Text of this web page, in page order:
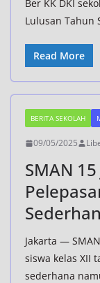
Ber KK DKI
Lulusan Tahun
Read More
BERITA SEKOLAH
09/05/2025
SMAN
Jakarta —
siswa kelas XII
sederhana